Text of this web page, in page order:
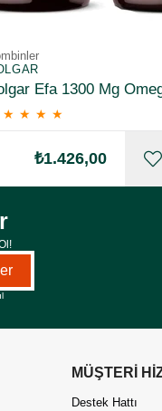
★ ★ ★ ★
₺1.426,00
MÜŞTERİ
Destek Hattı